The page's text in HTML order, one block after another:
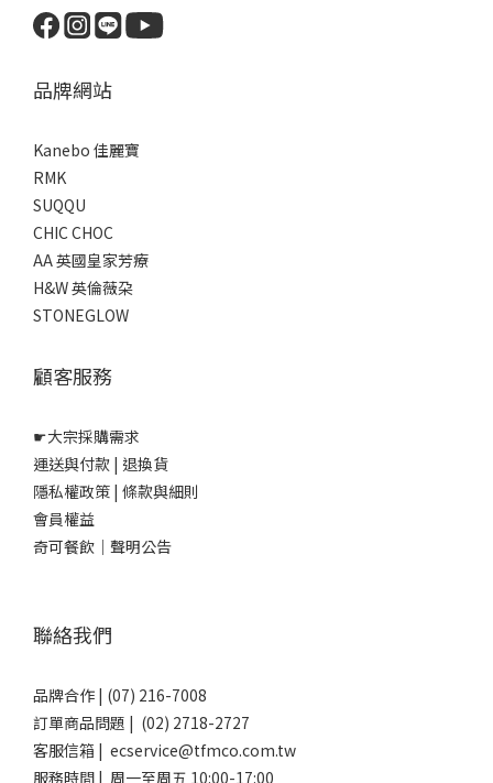
品牌網站
Kanebo 佳麗寶
RMK
SUQQU
CHIC CHOC
AA 英國皇家芳療
H&W 英倫薇朶
STONEGLOW
顧客服務
☛大宗採購需求
運送與付款 | 退換貨
隱私權政策 | 條款與細則
會員權益
奇可餐飲｜聲明公告
聯絡我們
品牌合作 | (07) 216-7008
訂單商品問題 | (02) 2718-2727
客服信箱 | ecservice@tfmco.com.tw
服務時間 | 周一至周五 10:00-17:00